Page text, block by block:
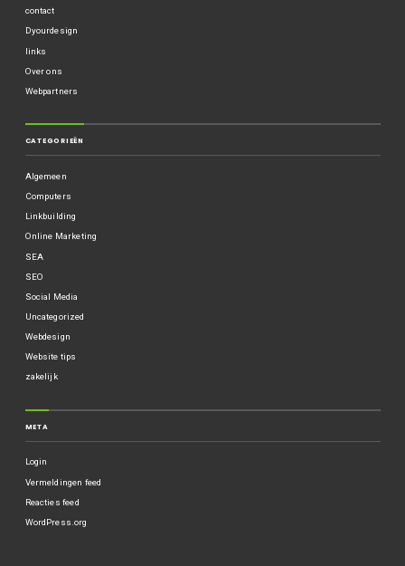
contact
Dyourdesign
links
Over ons
Webpartners
CATEGORIEËN
Algemeen
Computers
Linkbuilding
Online Marketing
SEA
SEO
Social Media
Uncategorized
Webdesign
Website tips
zakelijk
META
Login
Vermeldingen feed
Reacties feed
WordPress.org